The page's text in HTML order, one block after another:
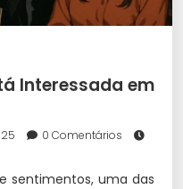
Interessada em
0 Comentários
sentimentos, uma das